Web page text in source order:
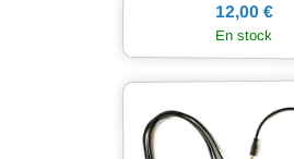
12,00 €
En stock